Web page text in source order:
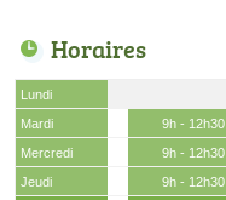
Horaires
Lundi
Mardi
9h - 12h30
Mercredi
9h - 12h30
Jeudi
9h - 12h30